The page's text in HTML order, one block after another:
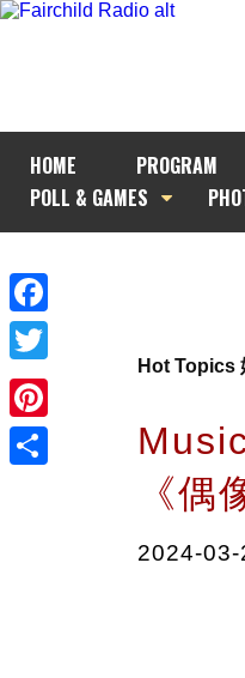
HOME PROGRAM
POLL & GAMES
Facebook
Twitter
Pinterest
Hot Topics
《偶
2024-03-